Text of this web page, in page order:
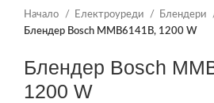
Начало Електроуреди
Блендери
Блендер Bosch MMB6141B, 1200 W
Блендер Bosch
1200 W